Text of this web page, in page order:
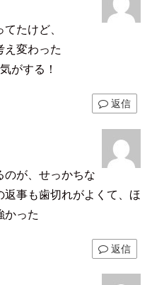
たけど、
え変わった
がする！
返信
のが、せっかちな
返事も歯切れがよくて、ほ
かった
返信